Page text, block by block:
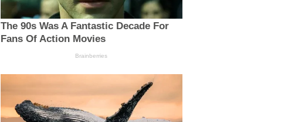
The 90s Was A Fantastic Decade For
Fans Of Action Movies
Brainberries